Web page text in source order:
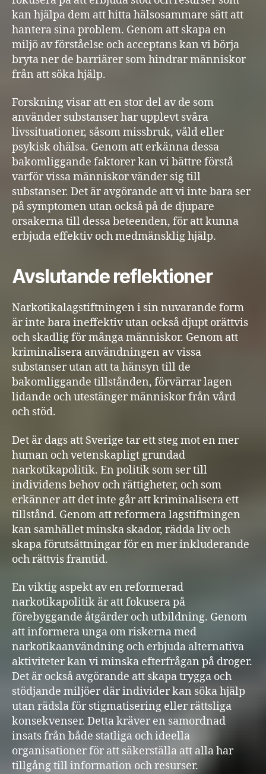
kan hjälpa dem att hitta hälsosammare sätt att
hantera sina problem. Genom att skapa en
miljö av förståelse och acceptans kan vi börja
bryta ner de barriärer som hindrar människor
från att söka hjälp.
Forskning visar att en stor del av de som
använder substanser har upplevt svåra
livssituationer, såsom missbruk, våld eller
psykisk ohälsa. Genom att erkänna dessa
bakomliggande faktorer kan vi bättre förstå
varför vissa människor vänder sig till
substanser. Det är avgörande att vi inte bara ser
på symptomen utan också på de djupare
orsakerna till dessa beteenden, för att kunna
erbjuda effektiv och medmänsklig hjälp.
Avslutande reflektioner
Narkotikalagstiftningen i sin nuvarande form
är inte bara ineffektiv utan också djupt orättvis
och skadlig för många människor. Genom att
kriminalisera användningen av vissa
substanser utan att ta hänsyn till de
bakomliggande tillstånden, förvärrar lagen
lidande och utestänger människor från vård
och stöd.
Det är dags att Sverige tar ett steg mot en mer
human och vetenskapligt grundad
narkotikapolitik. En politik som ser till
individens behov och rättigheter, och som
erkänner att det inte går att kriminalisera ett
tillstånd. Genom att reformera lagstiftningen
kan samhället minska skador, rädda liv och
skapa förutsättningar för en mer inkluderande
och rättvis framtid.
En viktig aspekt av en reformerad
narkotikapolitik är att fokusera på
förebyggande åtgärder och utbildning. Genom
att informera unga om riskerna med
narkotikaanvändning och erbjuda alternativa
aktiviteter kan vi minska efterfrågan på droger.
Det är också avgörande att skapa trygga och
stödjande miljöer där individer kan söka hjälp
utan rädsla för stigmatisering eller rättsliga
konsekvenser. Detta kräver en samordnad
insats från både statliga och ideella
organisationer för att säkerställa att alla har
tillgång till information och resurser.